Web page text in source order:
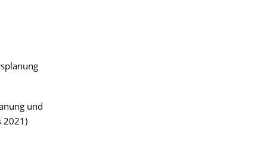
und
2021)